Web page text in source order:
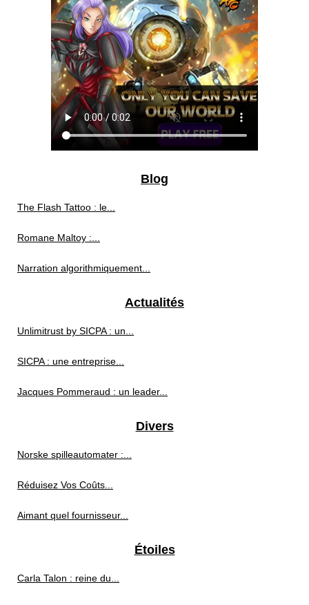
Blog
The Flash Tattoo : le...
Romane Maltoy :...
Narration algorithmiquement...
Actualités
Unlimitrust by SICPA : un...
SICPA : une entreprise...
Jacques Pommeraud : un leader...
Divers
Norske spilleautomater :...
Réduisez Vos Coûts...
Aimant quel fournisseur...
Étoiles
Carla Talon : reine du...